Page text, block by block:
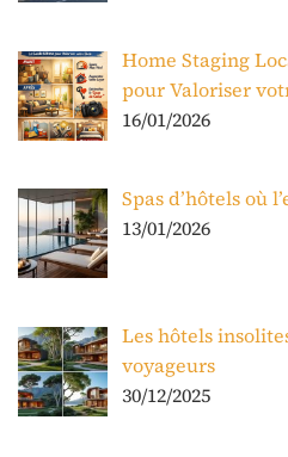
Home Staging
pour Valoriser
16/01/2026
Spas d’hôtels où
13/01/2026
Les hôtels
voyageurs
30/12/2025